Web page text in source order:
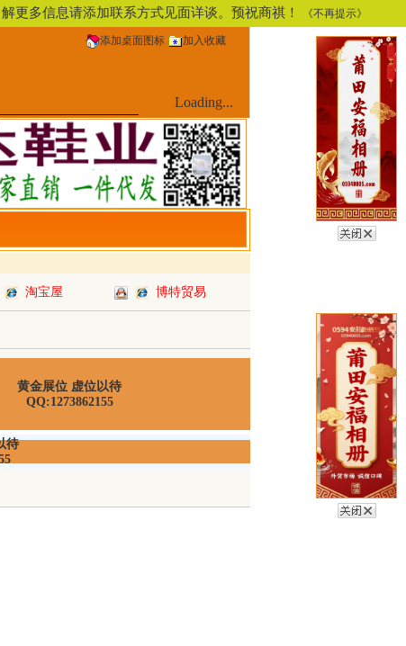
更多信息请添加联系方式见面详谈。预祝商祺！ 《不再提示》
添加桌面图标 加入收藏
Loading...
淘宝屋 博特贸易
黄金展位 虚位以待
QQ:1273862155
待